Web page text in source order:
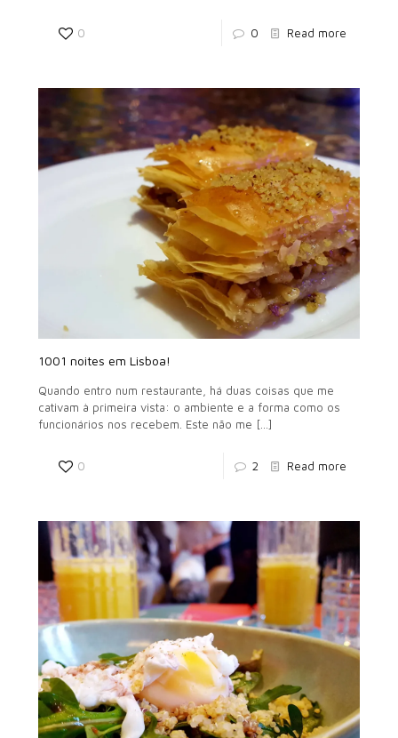
0 0 Read more
1001 noites em Lisboa!
Quando entro num restaurante, há duas coisas que me
cativam à primeira vista: o ambiente e a forma como os
funcionários nos recebem. Este não me […]
0 2 Read more